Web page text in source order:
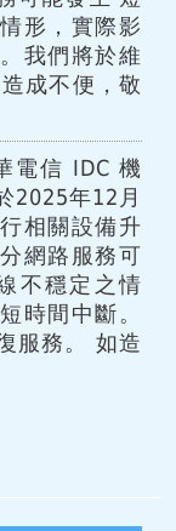
形，實際影
我們將於維
成不便，敬
電信 IDC 機
2025年12月
相關設備升
網路服務可
不穩定之情
時間中斷。
服務。 如造